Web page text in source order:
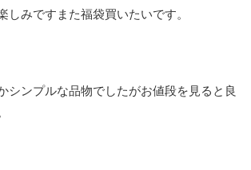
しみですまた福袋買いたいです。
シンプルな品物でしたがお値段を見ると良